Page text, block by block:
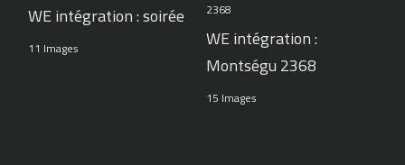
WE intégration : soirée
11 Images
WE intégration :
Montségu 2368
15 Images